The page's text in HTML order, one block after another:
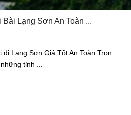
Lạng Sơn An Toàn ...
Lạng Sơn Giá Tốt An Toàn Trọn
tỉnh ...